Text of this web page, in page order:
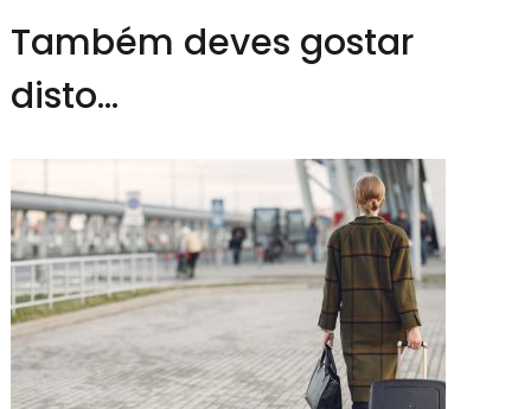
Também deves gostar
disto...